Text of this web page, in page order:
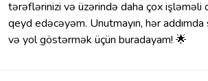
tərəflərinizi və üzərində daha çox işləməli
qeyd edəcəyəm. Unutmayın, hər
və yol göstərmək üçün buradayam! 🌟